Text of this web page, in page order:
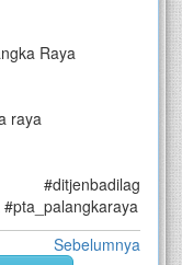
Raya
raya
Sebelumnya